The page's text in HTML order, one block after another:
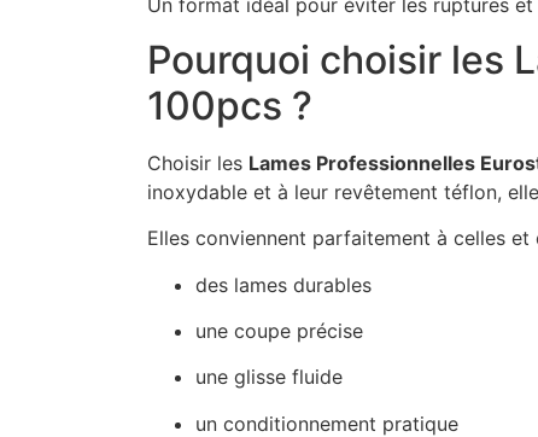
Un format idéal pour éviter les ruptures
Pourquoi choisir les
100pcs ?
Choisir les Lames Professionnelles
inoxydable et à leur revêtement téflon,
Elles conviennent parfaitement à celles et
des lames durables
une coupe précise
une glisse fluide
un conditionnement pratique